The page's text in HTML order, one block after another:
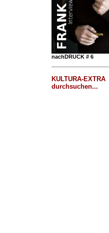
nachDRUCK # 6
KULTURA-EXTRA
durchsuchen...